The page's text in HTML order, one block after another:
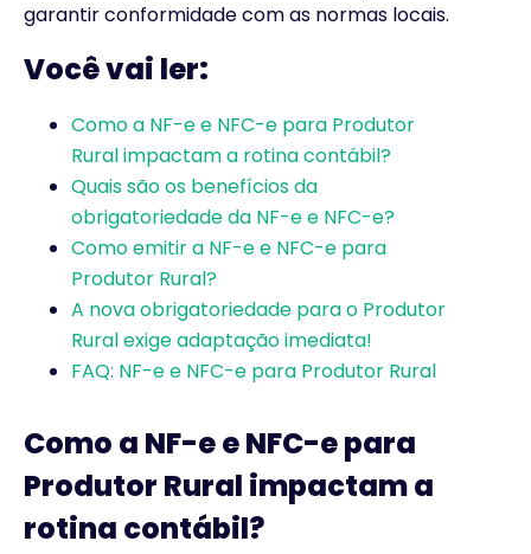
garantir conformidade com as normas locais.
Você vai ler:
Como a NF-e e NFC-e para Produtor
Rural impactam a rotina contábil?
Quais são os benefícios da
obrigatoriedade da NF-e e NFC-e?
Como emitir a NF-e e NFC-e para
Produtor Rural?
A nova obrigatoriedade para o Produtor
Rural exige adaptação imediata!
FAQ: NF-e e NFC-e para Produtor Rural
Como a NF-e e NFC-e para
Produtor Rural impactam a
rotina contábil?